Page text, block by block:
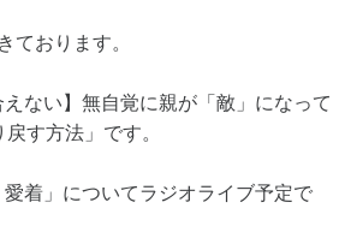
ております。
ない】無自覚に親が「敵」になって
す方法」です。
着」についてラジオライブ予定で